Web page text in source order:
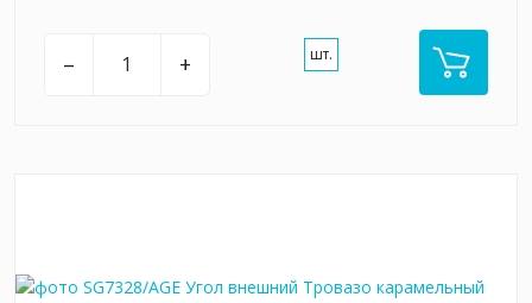
– + шт.